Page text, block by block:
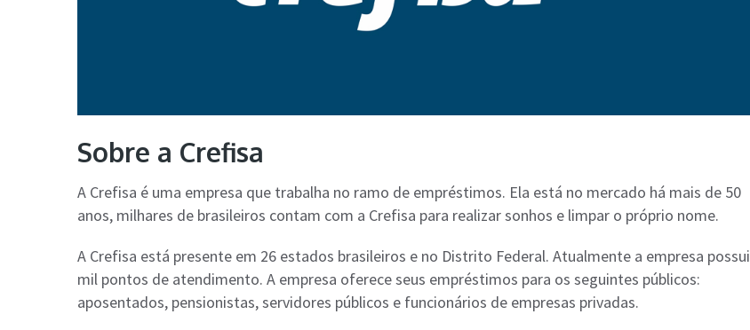
Sobre a Crefisa
A Crefisa é uma empresa que trabalha no ramo de empréstimos. Ela está no mercado há mais de 50
anos, milhares de brasileiros contam com a Crefisa para realizar sonhos e limpar o próprio nome.
A Crefisa está presente em 26 estados brasileiros e no Distrito Federal. Atualmente a empresa possui
mil pontos de atendimento. A empresa oferece seus empréstimos para os seguintes públicos:
aposentados, pensionistas, servidores públicos e funcionários de empresas privadas.